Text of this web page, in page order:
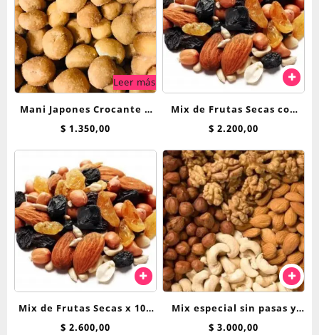
Leer más
Mani Japones Crocante x
100 grs
$ 1.350,00
Mix de Frutas Secas con
Maní x 100 g
$ 2.200,00
Mix de Frutas Secas x 100
g
$ 2.600,00
Mix especial sin pasas y
sin mani 100 grs
$ 3.000,00